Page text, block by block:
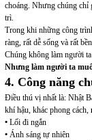
choáng. Nhưng chúng chỉ
trì.
Trong khi những công
ràng, rất dễ sống và rất
Chúng không làm người
Nhưng làm người ta
4. Công năng
Điều thú vị nhất là: Nhật
khí hậu, khác phong cách,
•Lối đi ngắn
•Ánh sáng tự nhiên